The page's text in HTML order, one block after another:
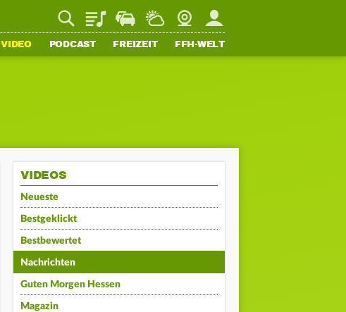
PlaylistStaupilotWetterWebcamMein FFH
VIDEO PODCAST FREIZEIT FFH-WELT
VIDEOS
Neueste
Bestgeklickt
Bestbewertet
Nachrichten
Guten Morgen Hessen
Magazin